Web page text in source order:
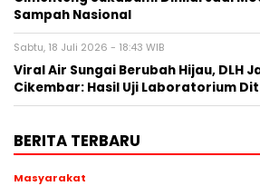
Sampah Nasional‎
Sabtu, 18 Juli 2026 - 18:43 WIB
‎Viral Air Sungai Berubah Hijau, DLH
Cikembar: Hasil Uji Laboratorium
BERITA TERBARU
Masyarakat